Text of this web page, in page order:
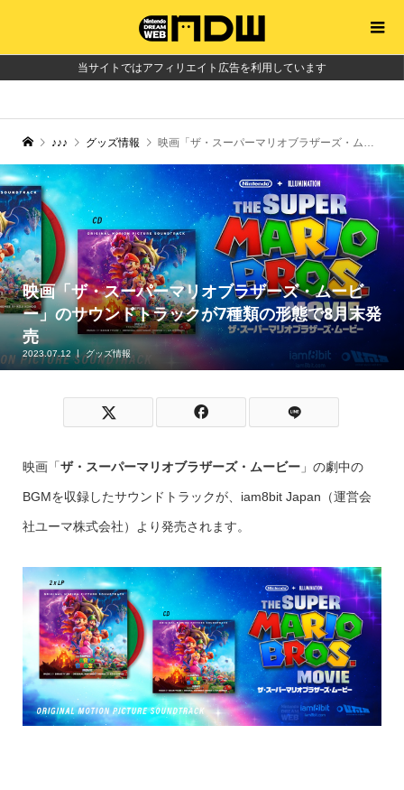
当サイトではアフィリエイト広告を利用しています
♪♪♪ グッズ情報 映画「ザ・スーパーマリオブラザーズ・ムービー」のサウンドトラックが7種類の形態で8月末発売
映画「ザ・スーパーマリオブラザーズ・ムービ
ー」のサウンドトラックが7種類の形態で8月末発
売
2023.07.12 グッズ情報
映画「ザ・スーパーマリオブラザーズ・ムービー」の劇中の
BGMを収録したサウンドトラックが、iam8bit Japan（運営会
社ユーマ株式会社）より発売されます。